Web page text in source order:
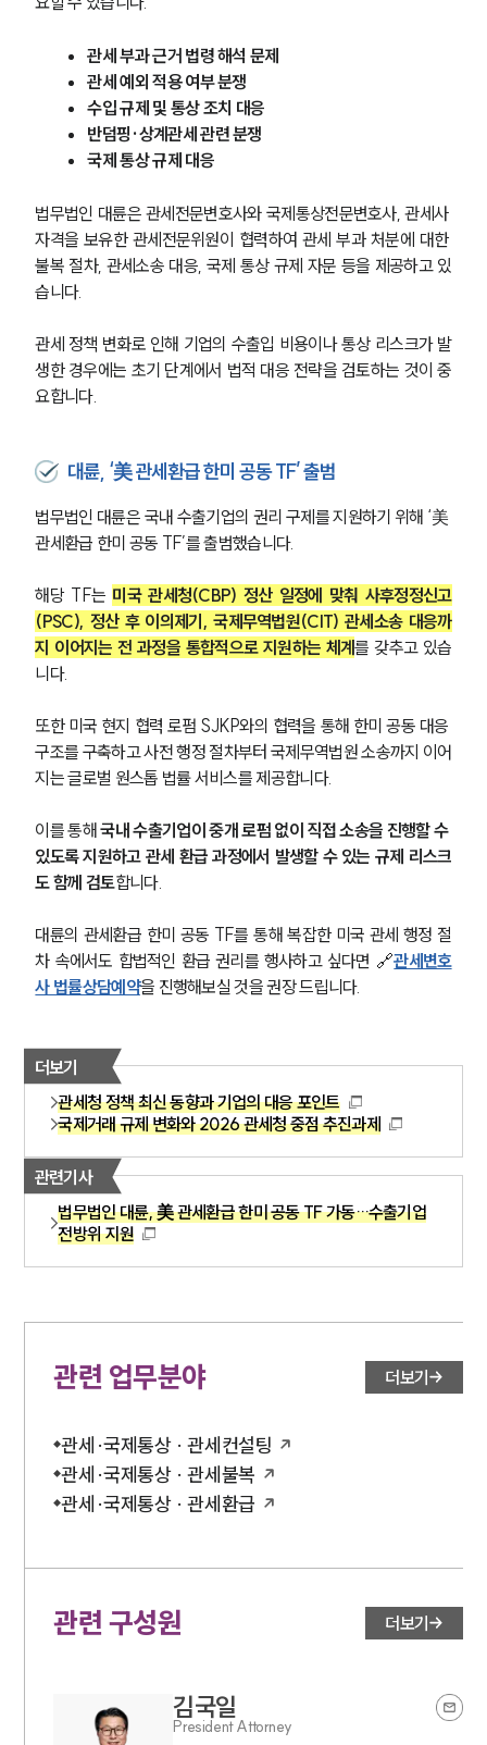
구성원 소개
관세전문변호사
언론보도
공지사항
법률 블로그
세미나
대륜법률상담예약
관세 부과 근거 법령 해석 문제
관세 예외 적용 여부 분쟁
수입 규제 및 통상 조치 대응
반덤핑·상계관세 관련 분쟁
국제 통상 규제 대응
법무법인 대륜은 관세전문변호사와 국제통상전문변호사, 관세사
자격을 보유한 관세전문위원이 협력하여 관세 부과 처분에 대한
불복 절차, 관세소송 대응, 국제 통상 규제 자문 등을 제공하고 있
습니다.
관세 정책 변화로 인해 기업의 수출입 비용이나 통상 리스크가 발
생한 경우에는 초기 단계에서 법적 대응 전략을 검토하는 것이 중
요합니다.
대륜, ‘美 관세환급 한미 공동 TF’ 출범
법무법인 대륜은 국내 수출기업의 권리 구제를 지원하기 위해 ‘美
관세환급 한미 공동 TF’를 출범했습니다.
해당 TF는 미국 관세청(CBP) 정산 일정에 맞춰 사후정정신고
(PSC), 정산 후 이의제기, 국제무역법원(CIT) 관세소송 대응까
지 이어지는 전 과정을 통합적으로 지원하는 체계를 갖추고 있습
니다.
또한 미국 현지 협력 로펌 SJKP와의 협력을 통해 한미 공동 대응
구조를 구축하고 사전 행정 절차부터 국제무역법원 소송까지 이어
지는 글로벌 원스톱 법률 서비스를 제공합니다.
이를 통해 국내 수출기업이 중개 로펌 없이 직접 소송을 진행할 수
있도록 지원하고 관세 환급 과정에서 발생할 수 있는 규제 리스크
도 함께 검토합니다.
대륜의 관세환급 한미 공동 TF를 통해 복잡한 미국 관세 행정 절
차 속에서도 합법적인 환급 권리를 행사하고 싶다면 🔗관세변호
사 법률상담예약을 진행해보실 것을 권장 드립니다.
더보기
관세청 정책 최신 동향과 기업의 대응 포인트
국제거래 규제 변화와 2026 관세청 중점 추진과제
관련기사
법무법인 대륜, 美 관세환급 한미 공동 TF 가동…수출기업
전방위 지원
관련 업무분야 더보기
관세·국제통상 · 관세컨설팅
관세·국제통상 · 관세불복
관세·국제통상 · 관세환급
관련 구성원 더보기
김국일
President Attorney